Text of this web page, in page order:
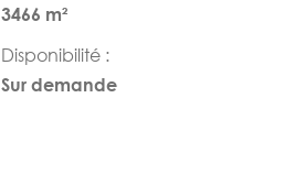
3466 m²
Disponibilité :
Sur demande